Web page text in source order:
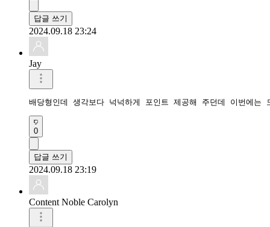
답글 쓰기
2024.09.18 23:24
Jay
배당형인데 생각보다 넉넉하게 포인트 제공해 주던데 이번에는
0
답글 쓰기
2024.09.18 23:19
Content Noble Carolyn